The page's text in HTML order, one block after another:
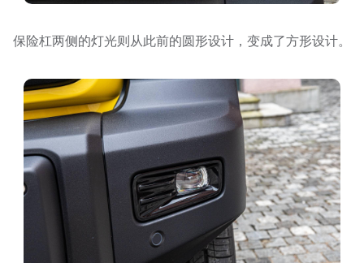
保险杠两侧的灯光则从此前的圆形设计，变成了方形设计。